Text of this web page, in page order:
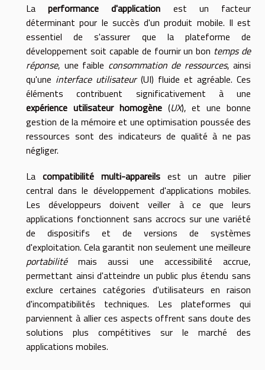
Laperformance d'application est un facteur
déterminant pour le succès d'un produit mobile. Il est
essentiel de s'assurer que la plateforme de
développement soit capable de fournir un bon temps de
réponse, une faible consommation de ressources, ainsi
qu'une interface utilisateur(UI) fluide et agréable. Ces
éléments contribuent significativement à une
expérience utilisateur homogène(UX), et une bonne
gestion de la mémoire et une optimisation poussée des
ressources sont des indicateurs de qualité à ne pas
négliger.
La compatibilité multi-appareils est un autre pilier
central dans le développement d'applications mobiles.
Les développeurs doivent veiller à ce que leurs
applications fonctionnent sans accrocs sur une variété
de dispositifs et de versions de systèmes
d'exploitation. Cela garantit non seulement une meilleure
portabilitémais aussi une accessibilité accrue,
permettant ainsi d'atteindre un public plus étendu sans
exclure certaines catégories d'utilisateurs en raison
d'incompatibilités techniques. Les plateformes qui
parviennent à allier ces aspects offrent sans doute des
solutions plus compétitives sur le marché des
applications mobiles.